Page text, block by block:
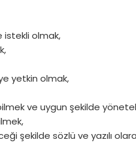
istekli olmak,
yetkin olmak,
ve uygun şekilde
şekilde sözlü ve yazılı